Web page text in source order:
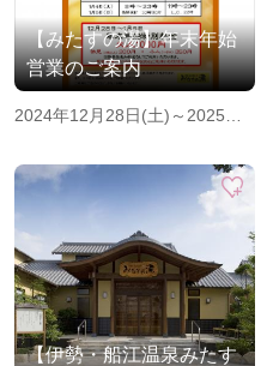
【みたすの湯】年末年始
営業のご案内
2024年12月28日(土)～2025年1
【伊勢・船江温泉みたす